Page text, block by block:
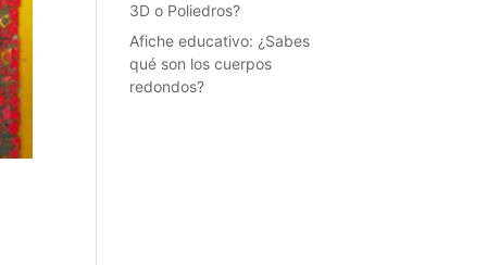
3D o Poliedros?
Afiche educativo: ¿Sabes
qué son los cuerpos
redondos?